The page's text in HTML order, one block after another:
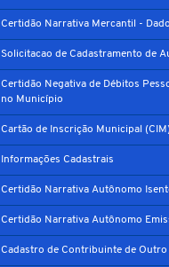
Certidão Narrativa Mercantil -
Solicitacao de Cadastramento de
Certidão Negativa de Débitos
no Município
Cartão de Inscrição Municipal
Informações Cadastrais
Certidão Narrativa Autônomo
Certidão Narrativa Autônomo
Cadastro de Contribuinte de